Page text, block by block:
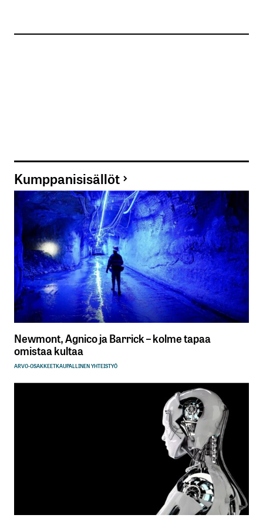
Kumppanisisällöt
Newmont, Agnico ja Barrick – kolme tapaa
omistaa kultaa
ARVO-OSAKKEETKAUPALLINEN YHTEISTYÖ